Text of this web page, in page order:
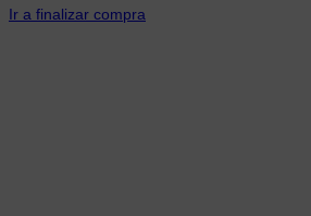
Ir a finalizar compra